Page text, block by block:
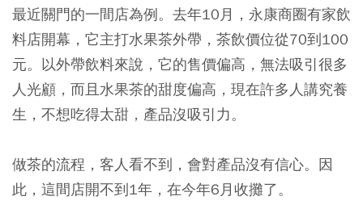
最近關門的一間店為例。去年10月，永康商圈有家飲
料店開幕，它主打水果茶外帶，茶飲價位從70到100
元。以外帶飲料來說，它的售價偏高，無法吸引很多
人光顧，而且水果茶的甜度偏高，現在許多人講究養
生，不想吃得太甜，產品沒吸引力。
做茶的流程，客人看不到，會對產品沒有信心。因
此，這間店開不到1年，在今年6月收攤了。